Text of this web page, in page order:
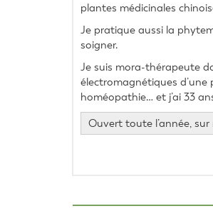
plantes médicinales
Je pratique aussi la
soigner.
Je suis mora-thérapeute
électromagnétiques
homéopathie… et j’ai 33
Ouvert toute l’année,